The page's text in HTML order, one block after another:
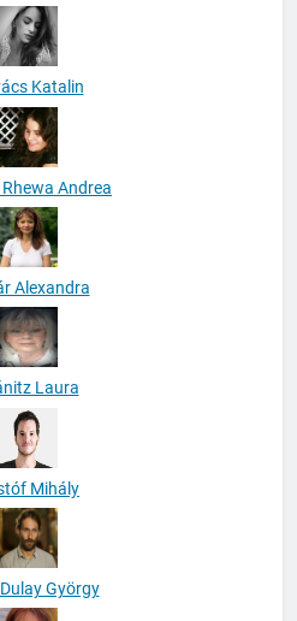
Katalin
Andrea
Alexandra
Laura
Mihály
György